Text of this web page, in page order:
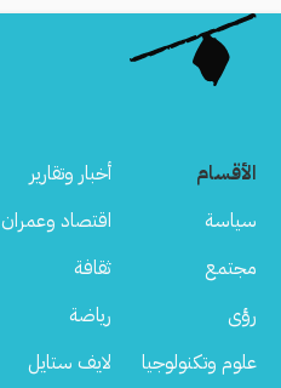
الأقسام
أخبار وتقارير
سياسة
اقتصاد وعمران
مجتمع
ثقافة
رؤى
رياضة
علوم وتكنولوجيا
لايف ستايل